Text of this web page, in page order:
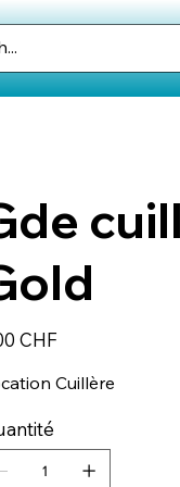
CHF
Cuillère